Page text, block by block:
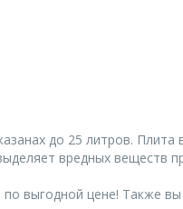
до 25 литров. Плита
вредных веществ
выгодной цене! Также